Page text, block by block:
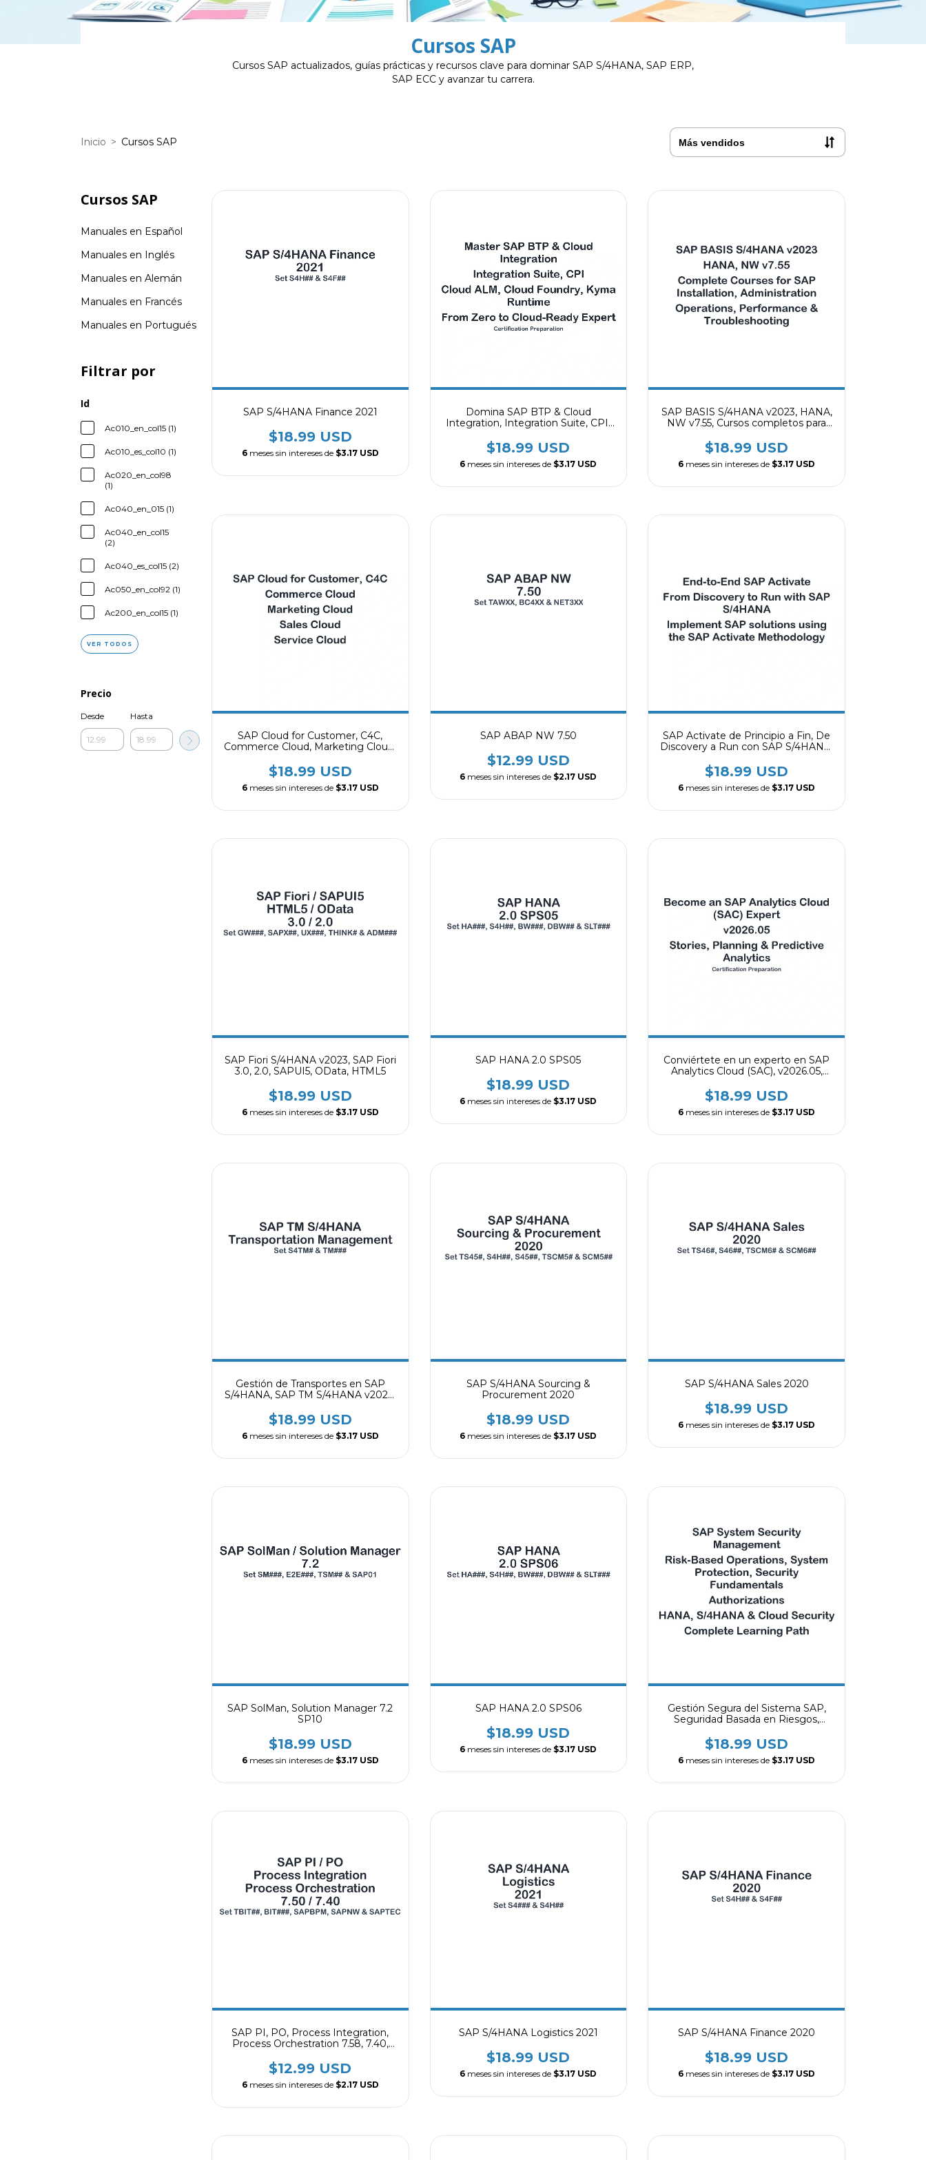
Cursos SAP
Cursos SAP actualizados, guías prácticas y recursos clave para dominar SAP S/4HANA, SAP ERP,
SAP ECC y avanzar tu carrera.
Inicio > Cursos SAP
Cursos SAP
Manuales en Español
Manuales en Inglés
Manuales en Alemán
Manuales en Francés
Manuales en Portugués
Filtrar por
Id
Ac010_en_col15 (1)
Ac010_es_col10 (1)
Ac020_en_col98
(1)
Ac040_en_015 (1)
Ac040_en_col15
(2)
Ac040_es_col15 (2)
Ac050_en_col92 (1)
Ac200_en_col15 (1)
VER TODOS
Precio
Desde Hasta
SAP S/4HANA Finance 2021
$18.99 USD
6 meses sin intereses de $3.17 USD
Domina SAP BTP & Cloud
Integration, Integration Suite, CPI,
Runtime, De principiante a experto
en la nube
$18.99 USD
6 meses sin intereses de $3.17 USD
SAP BASIS S/4HANA v2023, HANA,
NW v7.55, Cursos completos para
operaciones, rendimiento y solución
de problemas en SAP
$18.99 USD
6 meses sin intereses de $3.17 USD
SAP Cloud for Customer, C4C,
Commerce Cloud, Marketing Cloud,
$18.99 USD
6 meses sin intereses de $3.17 USD
SAP ABAP NW 7.50
$12.99 USD
6 meses sin intereses de $2.17 USD
SAP Activate de Principio a Fin, De
Discovery a Run con SAP S/4HANA,
usando la Metodología SAP
Activate
$18.99 USD
6 meses sin intereses de $3.17 USD
SAP Fiori S/4HANA v2023, SAP Fiori
3.0, 2.0, SAPUI5, OData, HTML5
$18.99 USD
6 meses sin intereses de $3.17 USD
SAP HANA 2.0 SPS05
$18.99 USD
6 meses sin intereses de $3.17 USD
Conviértete en un experto en SAP
Analytics Cloud (SAC), v2026.05,
Predictivo
$18.99 USD
6 meses sin intereses de $3.17 USD
Gestión de Transportes en SAP
S/4HANA, SAP TM S/4HANA v2023,
Management, TM 9.6
$18.99 USD
6 meses sin intereses de $3.17 USD
SAP S/4HANA Sourcing &
Procurement 2020
$18.99 USD
6 meses sin intereses de $3.17 USD
SAP S/4HANA Sales 2020
$18.99 USD
6 meses sin intereses de $3.17 USD
SAP SolMan, Solution Manager 7.2
SP10
$18.99 USD
6 meses sin intereses de $3.17 USD
SAP HANA 2.0 SPS06
$18.99 USD
6 meses sin intereses de $3.17 USD
Gestión Segura del Sistema SAP,
Seguridad Basada en Riesgos,
Fundamentos de Seguridad,
Autorizaciones, Seguridad en
HANA, S/4HANA y Cloud, Ruta de
$18.99 USD
6 meses sin intereses de $3.17 USD
SAP PI, PO, Process Integration,
Process Orchestration 7.58, 7.40,
$12.99 USD
6 meses sin intereses de $2.17 USD
SAP S/4HANA Logistics 2021
$18.99 USD
6 meses sin intereses de $3.17 USD
SAP S/4HANA Finance 2020
$18.99 USD
6 meses sin intereses de $3.17 USD